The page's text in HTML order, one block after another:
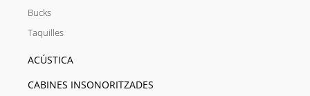
Bucks
Taquilles
ACÚSTICA
CABINES INSONORITZADES